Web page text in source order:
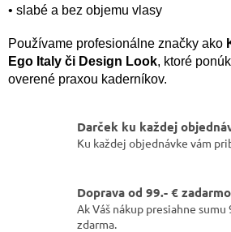
• slabé a bez objemu vlasy
Používame profesionálne značky ako
Ego Italy či Design Look, ktoré
overené praxou kaderníkov.
Darček ku každej
Ku každej objednávke vám
Doprava od 99.- € zadarmo
Ak Váš nákup presiahne sumu
zdarma.